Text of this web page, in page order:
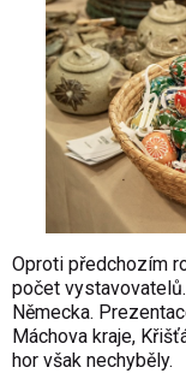
Oproti předchozím
počet
Německa.
Máchova kraje,
hor však nechyběly.